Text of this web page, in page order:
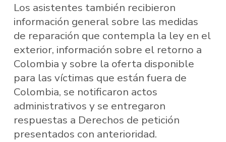
Los asistentes también recibieron
información general sobre las medidas
de reparación que contempla la ley en el
exterior, información sobre el retorno a
Colombia y sobre la oferta disponible
para las víctimas que están fuera de
Colombia, se notificaron actos
administrativos y se entregaron
respuestas a Derechos de petición
presentados con anterioridad.